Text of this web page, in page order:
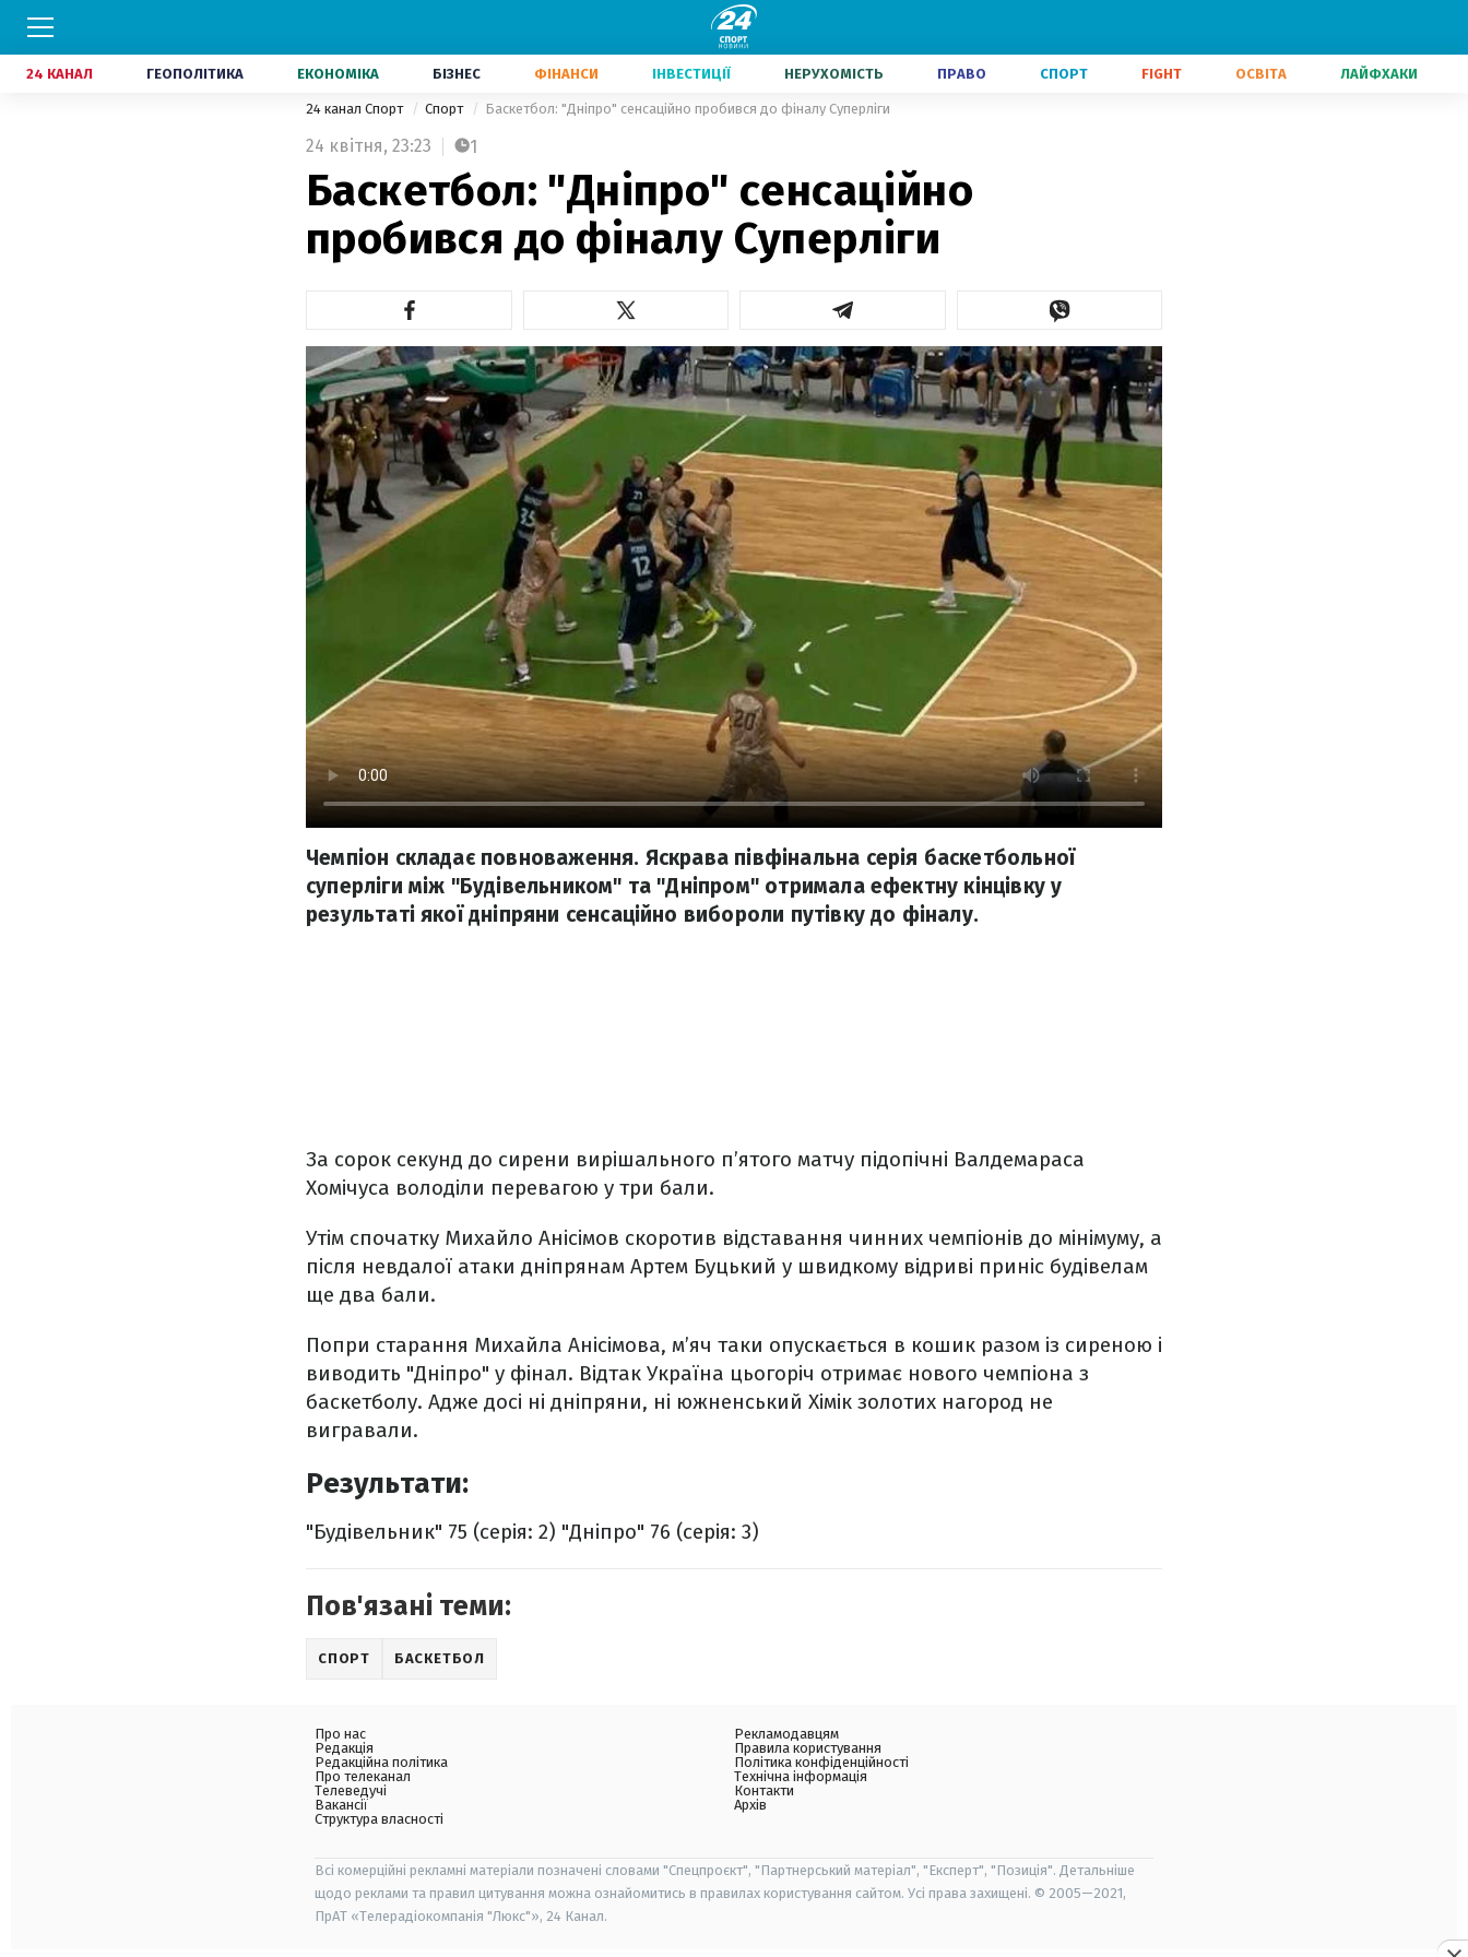
24 КАНАЛ ГЕОПОЛІТИКА ЕКОНОМІКА БІЗНЕС ФІНАНСИ ІНВЕСТИЦІЇ НЕРУХОМІСТЬ ПРАВО СПОРТ FIGHT ОСВІТА ЛАЙФХАКИ
24 канал Спорт Спорт Баскетбол: "Дніпро" сенсаційно пробився до фіналу Суперліги
24 квітня, 23:23 1
Баскетбол: "Дніпро" сенсаційно
пробився до фіналу Суперліги
Чемпіон складає повноваження. Яскрава півфінальна серія баскетбольної
суперліги між "Будівельником" та "Дніпром" отримала ефектну кінцівку у
результаті якої дніпряни сенсаційно вибороли путівку до фіналу.
За сорок секунд до сирени вирішального п’ятого матчу підопічні Валдемараса
Хомічуса володіли перевагою у три бали.
Утім спочатку Михайло Анісімов скоротив відставання чинних чемпіонів до мінімуму, а
після невдалої атаки дніпрянам Артем Буцький у швидкому відриві приніс будівелам
ще два бали.
Попри старання Михайла Анісімова, м’яч таки опускається в кошик разом із сиреною і
виводить "Дніпро" у фінал. Відтак Україна цьогоріч отримає нового чемпіона з
баскетболу. Адже досі ні дніпряни, ні южненський Хімік золотих нагород не
вигравали.
Результати:
"Будівельник" 75 (серія: 2) "Дніпро" 76 (серія: 3)
Пов'язані теми:
СПОРТ БАСКЕТБОЛ
Про нас
Редакція
Редакційна політика
Про телеканал
Телеведучі
Вакансії
Структура власності
Рекламодавцям
Правила користування
Політика конфіденційності
Технічна інформація
Контакти
Архів
Всі комерційні рекламні матеріали позначені словами "Спецпроєкт", "Партнерський матеріал", "Експерт", "Позиція". Детальніше
щодо реклами та правил цитування можна ознайомитись в правилах користування сайтом. Усі права захищені. © 2005—2021,
ПрАТ «Телерадіокомпанія "Люкс"», 24 Канал.